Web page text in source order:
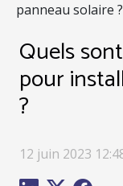
panneau solaire ?
Quels
pour
?
12 juin 2023